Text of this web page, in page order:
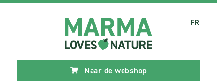
Naar de webshop
FR